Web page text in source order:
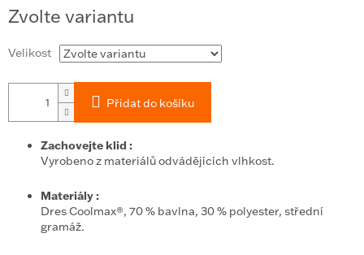
cena:
Zvolte variantu
Velikost
Přidat do košíku
Zachovejte klid :
Vyrobeno z materiálů odvádějících vlhkost.
Materiály:
Dres Coolmax®, 70 % bavlna, 30 % polyester, střední
gramáž.